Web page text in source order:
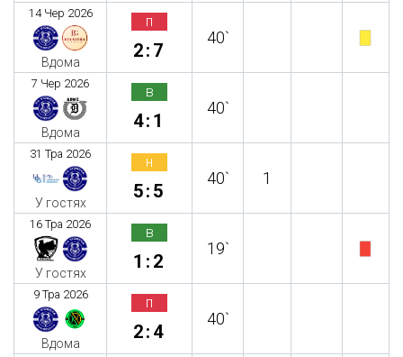
14 Чер 2026
Вдома
п
2:7
40`
7 Чер 2026
Вдома
в
4:1
40`
31 Тра 2026
У гостях
н
5:5
40` 1
16 Тра 2026
У гостях
в
1:2
19`
9 Тра 2026
Вдома
п
2:4
40`